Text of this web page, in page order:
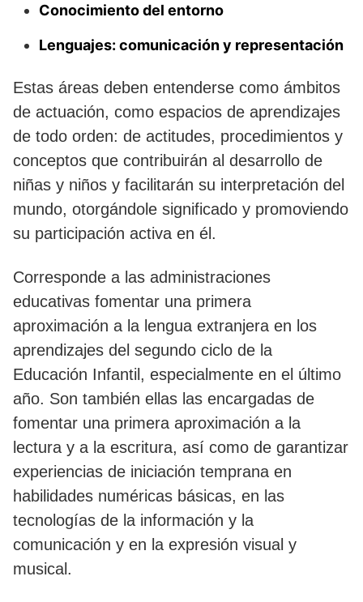
Conocimiento del entorno
Lenguajes: comunicación y representación
Estas áreas deben entenderse como ámbitos
de actuación, como espacios de aprendizajes
de todo orden: de actitudes, procedimientos y
conceptos que contribuirán al desarrollo de
niñas y niños y facilitarán su interpretación del
mundo, otorgándole significado y promoviendo
su participación activa en él.
Corresponde a las administraciones
educativas fomentar una primera
aproximación a la lengua extranjera en los
aprendizajes del segundo ciclo de la
Educación Infantil, especialmente en el último
año. Son también ellas las encargadas de
fomentar una primera aproximación a la
lectura y a la escritura, así como de garantizar
experiencias de iniciación temprana en
habilidades numéricas básicas, en las
tecnologías de la información y la
comunicación y en la expresión visual y
musical.